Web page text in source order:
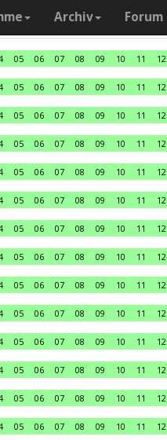
Archiv Forum
05 06 07 08 09 10 11 12
05 06 07 08 09 10 11 12
05 06 07 08 09 10 11 12
05 06 07 08 09 10 11 12
05 06 07 08 09 10 11 12
05 06 07 08 09 10 11 12
05 06 07 08 09 10 11 12
05 06 07 08 09 10 11 12
05 06 07 08 09 10 11 12
05 06 07 08 09 10 11 12
05 06 07 08 09 10 11 12
05 06 07 08 09 10 11 12
05 06 07 08 09 10 11 12
05 06 07 08 09 10 11 12